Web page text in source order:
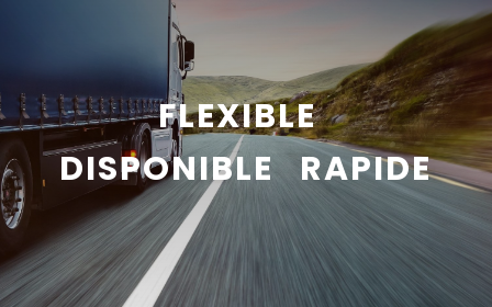
FLEXIBLE
DISPONIBLE RAPIDE